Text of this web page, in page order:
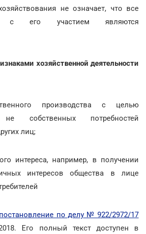
не означает, что все
с его участием являются
хозяйственной деятельности
производства с целью
не собственных потребностей
лиц;
интереса, например, в получении
интересов общества в лице
постановление по делу № 922/2972/17
Его полный текст доступен в